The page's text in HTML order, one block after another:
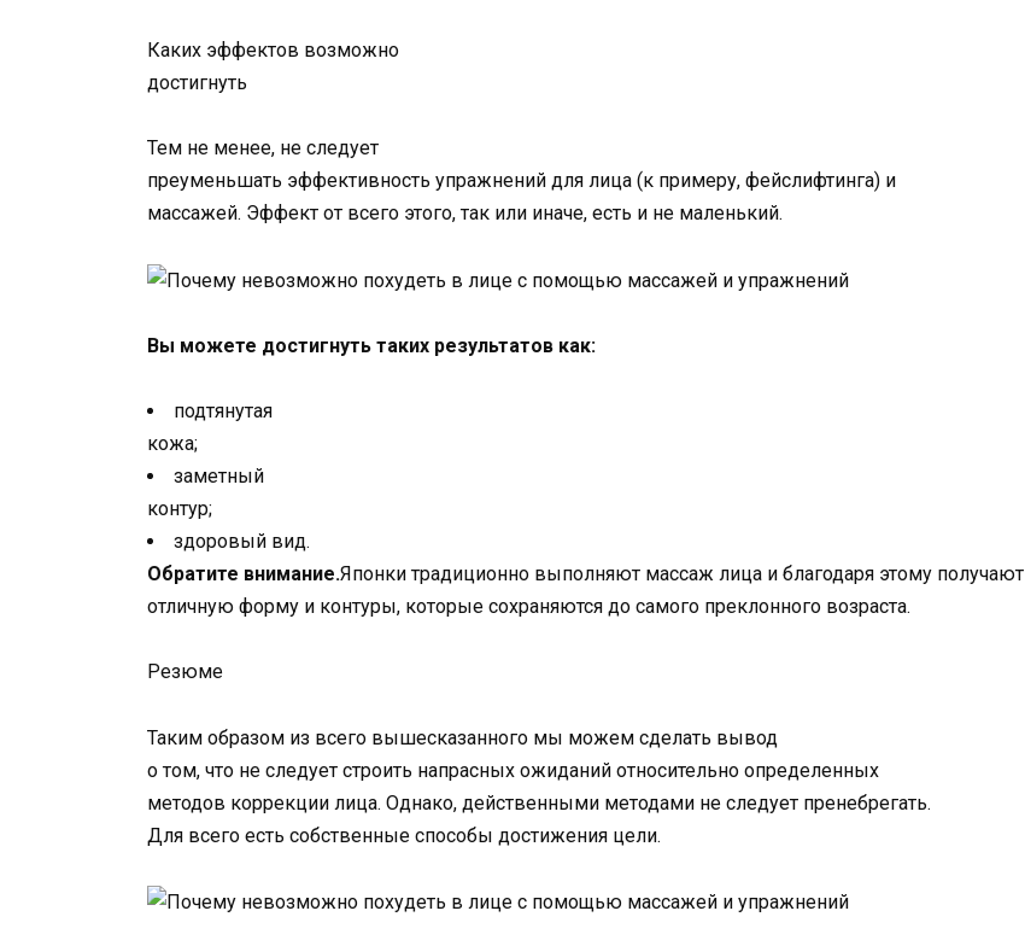
Каких эффектов возможно
достигнуть
Тем не менее, не следует
преуменьшать эффективность упражнений для лица (к примеру, фейслифтинга) и
массажей. Эффект от всего этого, так или иначе, есть и не маленький.
Вы можете достигнуть таких результатов как:
подтянутая
кожа;
заметный
контур;
здоровый вид.
Обратите внимание.Японки традиционно выполняют массаж лица и благодаря этому получают
отличную форму и контуры, которые сохраняются до самого преклонного возраста.
Резюме
Таким образом из всего вышесказанного мы можем сделать вывод
о том, что не следует строить напрасных ожиданий относительно определенных
методов коррекции лица. Однако, действенными методами не следует пренебрегать.
Для всего есть собственные способы достижения цели.